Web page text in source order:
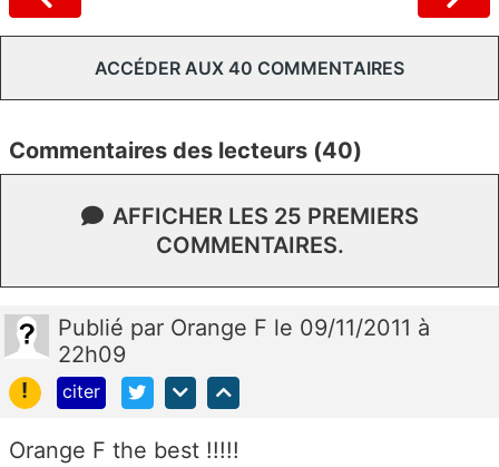
ACCÉDER AUX 40 COMMENTAIRES
Commentaires des lecteurs (40)
AFFICHER LES 25 PREMIERS
COMMENTAIRES.
Publié par Orange F le 09/11/2011 à
22h09
!
citer
Orange F the best !!!!!